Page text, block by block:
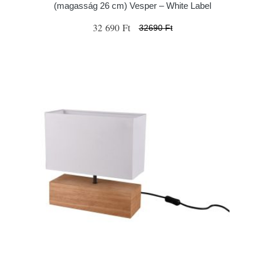
(magasság 26 cm) Vesper – White Label
32 690 Ft 32690 Ft